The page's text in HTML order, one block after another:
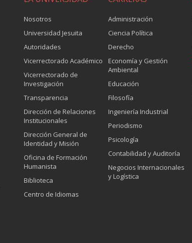
Nosotros
Universidad Jesuita
Autoridades
Vicerrectorado Académico
Vicerrectorado de
Investigación
Transparencia
Dirección de Relaciones
Institucionales
Dirección General de
Identidad y Misión
Oficina de Formación
Humanista
Biblioteca
Centro de Idiomas
Administración
Ciencia Política
Derecho
Economía y Gestión
Ambiental
Educación
Filosofía
Ingeniería Industrial
Periodismo
Psicología
Contabilidad y Auditoría
Negocios Internacionales
y Logística